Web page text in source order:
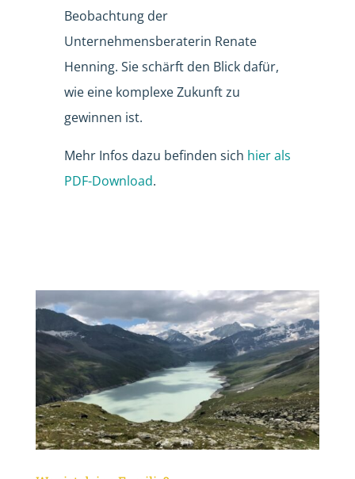
Beobachtung der
Unternehmensberaterin Renate
Henning. Sie schärft den Blick dafür,
wie eine komplexe Zukunft zu
gewinnen ist.
Mehr Infos dazu befinden sich hier als
PDF-Download.